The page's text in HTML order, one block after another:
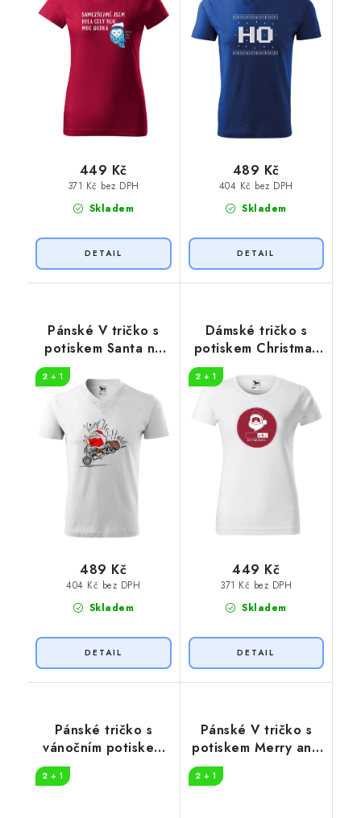
Skladem
371 Kč bez DPH
449 Kč
Skladem
404 Kč bez DPH
489 Kč
Pánské V tričko s
potiskem Santa na
2 + 1
Skladem
404 Kč bez DPH
489 Kč
Dámské tričko s
potiskem Christmas
2 + 1
Skladem
371 Kč bez DPH
449 Kč
Pánské tričko s
vánočním potiskem
2 + 1
Pánské V tričko s
potiskem Merry and
2 + 1